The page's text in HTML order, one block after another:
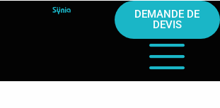
DEMANDE DE
DEVIS